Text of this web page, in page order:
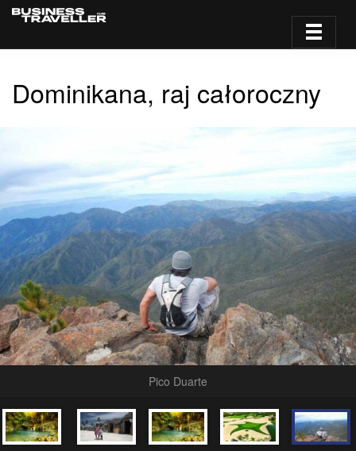
Dominikana, raj całoroczny
Pico Duarte